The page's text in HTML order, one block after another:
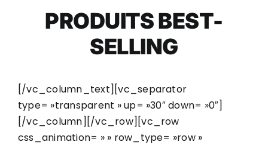
PRODUITS BEST-
SELLING
[/vc_column_text][vc_separator
type= »transparent » up= »30″ down= »0″]
[/vc_column][/vc_row][vc_row
css_animation= » » row_type= »row »